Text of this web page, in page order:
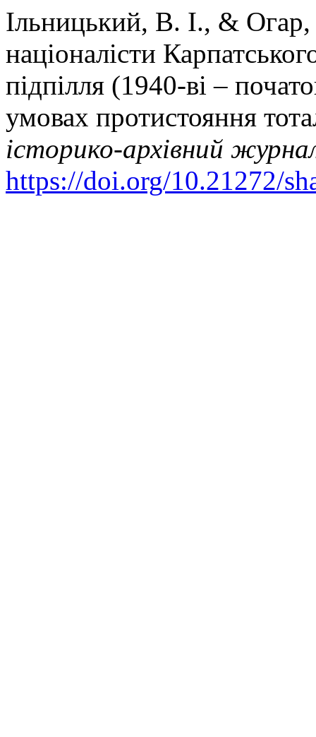
Ільницький, В. І., &
націоналісти
підпілля (1940-ві –
умовах протистояння
історико-архівний
https://doi.org/10.21272/